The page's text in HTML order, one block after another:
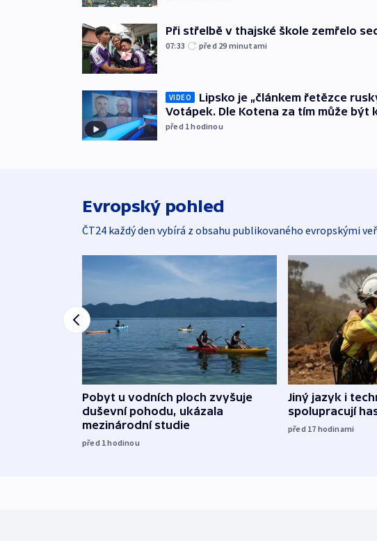
Při střelbě v thajské škole zemřelo
07:33 před 29 minutami
VIDEO
Lipsko je „článkem řetězce
Votápek. Dle Kotena za tím může být
před 1hodinou
Evropský pohled
ČT24 každý den vybírá z obsahu publikovaného evropskými
Pobyt u vodních ploch zvyšuje
duševní pohodu, ukázala
mezinárodní studie
před 1hodinou
Jiný jazyk i
spolupracují
před 17 hodinami